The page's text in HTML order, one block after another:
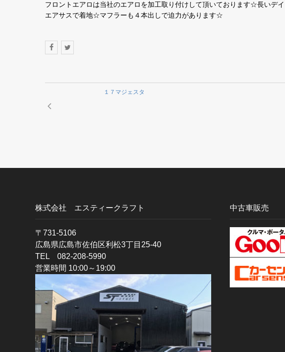
フロントエアロは当社のエアロを加工取り付けして頂いております☆長いデ
エアサスで着地☆マフラーも４本出しで迫力があります☆
１７マジェスタ
株式会社 エスティークラフト
〒731-5106
広島県広島市佐伯区利松3丁目25-40
TEL 082-208-5990
営業時間 10:00～19:00
中古車販売